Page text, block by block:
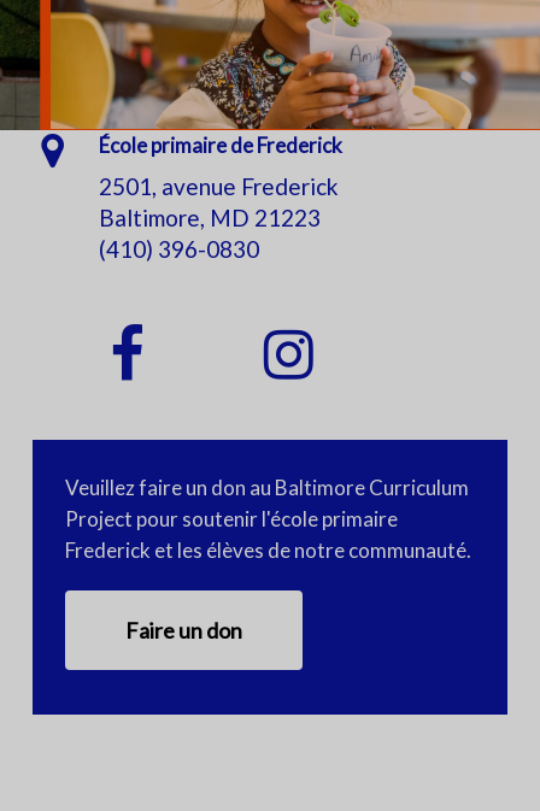
École primaire de Frederick
2501, avenue Frederick
Baltimore, MD 21223
(410) 396-0830
Veuillez faire un don au Baltimore Curriculum
Project pour soutenir l'école primaire
Frederick et les élèves de notre communauté.
Faire un don